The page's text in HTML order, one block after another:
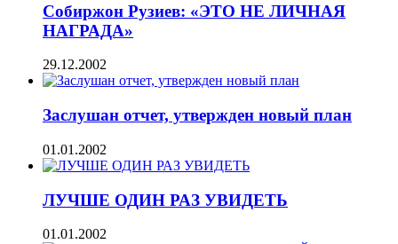
Собиржон Рузиев: «ЭТО НЕ ЛИЧНАЯ
НАГРАДА»
29.12.2002
Заслушан отчет, утвержден новый план
01.01.2002
ЛУЧШЕ ОДИН РАЗ УВИДЕТЬ
01.01.2002